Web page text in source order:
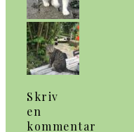
Skriv
en
kommentar